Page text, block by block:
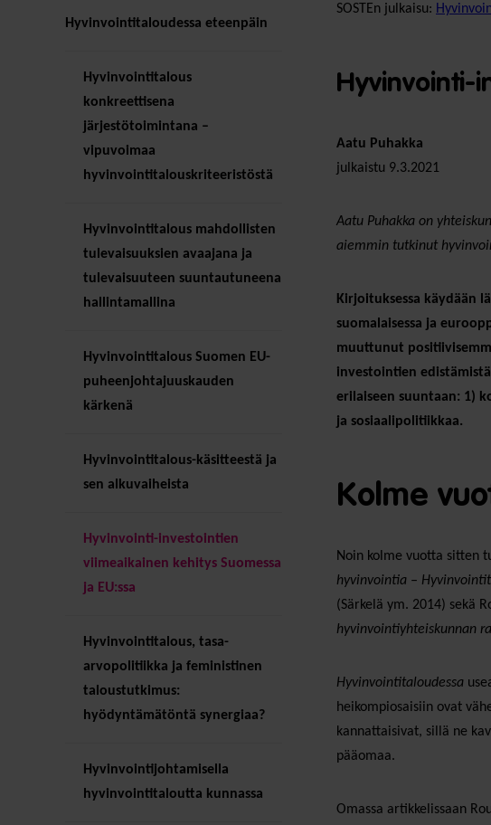
Hyvinvointitaloudessa eteenpäin
Hyvinvointitalous
konkreettisena
järjestötoimintana –
vipuvoimaa
hyvinvointitalouskriteeristöstä
Hyvinvointitalous mahdollisten
tulevaisuuksien avaajana ja
tulevaisuuteen suuntautuneena
hallintamallina
Hyvinvointitalous Suomen EU-
puheenjohtajuuskauden
kärkenä
Hyvinvointitalous-käsitteestä ja
sen alkuvaiheista
Hyvinvointi-investointien
viimeaikainen kehitys Suomessa
ja EU:ssa
Hyvinvointitalous, tasa-
arvopolitiikka ja feministinen
taloustutkimus:
hyödyntämätöntä synergiaa?
Hyvinvointijohtamisella
hyvinvointitaloutta kunnassa
SOSTEn julkaisu:
Hyvinvointi-
Aatu Puhakka
julkaistu 9.3.2021
Aatu Puhakka on
aiemmin tutkinut
Kirjoituksessa käydään
suomalaisessa ja
muuttunut
investointien
erilaiseen suuntaan: 1)
ja sosiaalipolitiikkaa.
Kolme
Noin kolme vuotta sitten
hyvinvointia –
(Särkelä ym. 2014) sekä
hyvinvointiyhteiskunnan
Hyvinvointitaloudessa
heikompiosaisiin ovat
kannattaisivat, sillä ne
pääomaa.
Omassa artikkelissaan